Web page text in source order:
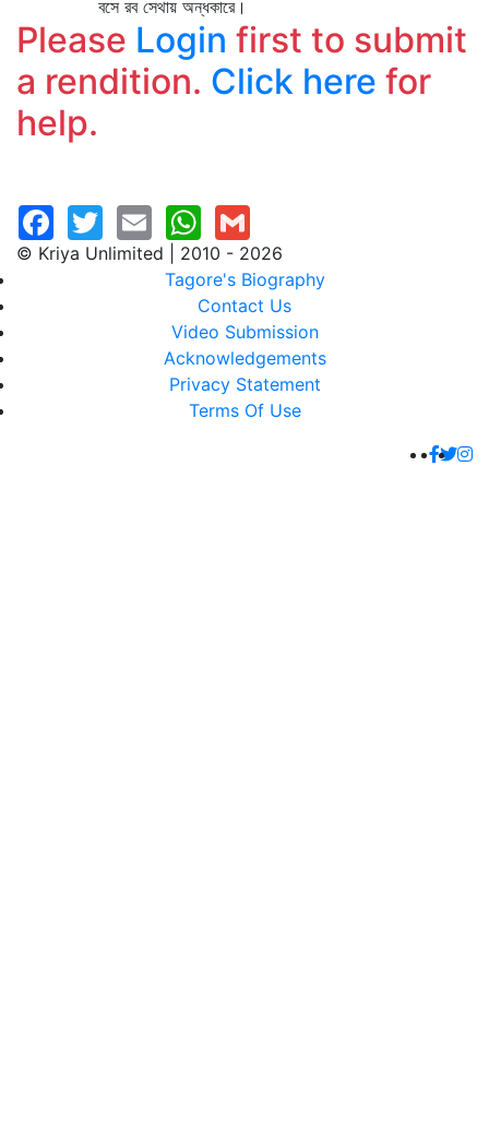
বসে রব সেথায় অন্ধকারে।
Please Login first to submit
a rendition. Click here for
help.
© Kriya Unlimited | 2010 - 2026
Tagore's Biography
Contact Us
Video Submission
Acknowledgements
Privacy Statement
Terms Of Use